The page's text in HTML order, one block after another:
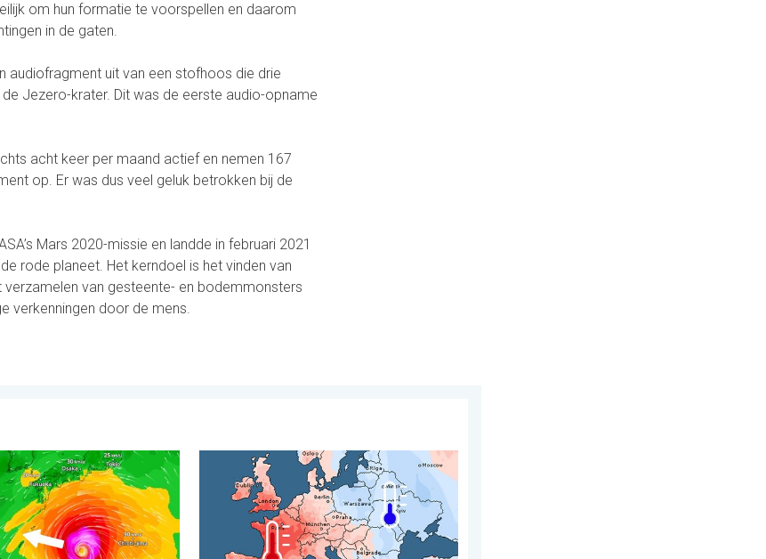
om hun formatie te voorspellen en daarom
in de gaten.
audiofragment uit van een stofhoos die drie
Jezero-krater. Dit was de eerste audio-opname
acht keer per maand actief en nemen 167
op. Er was dus veel geluk betrokken bij de
Mars 2020-missie en landde in februari 2021
rode planeet. Het kerndoel is het vinden van
verzamelen van gesteente- en bodemmonsters
verkenningen door de mens.
. . woensdag 29 juli 2026
op weg naar Japan. Veel regen en wind. . . woensdag 5 augustus 2026
Grote weersverschillen in juli. Tweedeling Europa. . . maandag 3 augustus 2026